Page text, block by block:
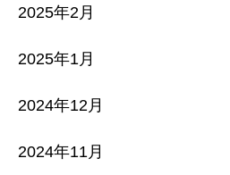
2025年2月
2025年1月
2024年12月
2024年11月